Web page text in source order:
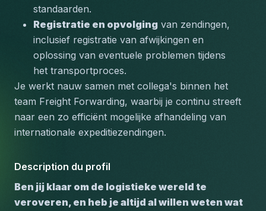
standaarden.
Registratie en opvolging van zendingen,
inclusief registratie van afwijkingen en
oplossing van eventuele problemen tijdens
het transportproces.
Je werkt nauw samen met collega's binnen het
team Freight Forwarding, waarbij je continu streeft
naar een zo efficiënt mogelijke afhandeling van
internationale expeditiezendingen.
Description du profil
Ben jij klaar om de logistieke wereld te
veroveren, en heb je altijd al willen weten wat